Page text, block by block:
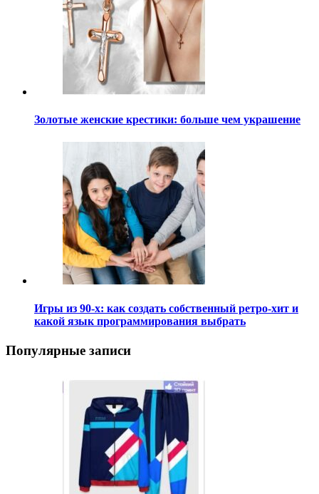
Золотые женские крестики: больше чем украшение
Игры из 90-х: как создать собственный ретро-хит и
какой язык программирования выбрать
Популярные записи